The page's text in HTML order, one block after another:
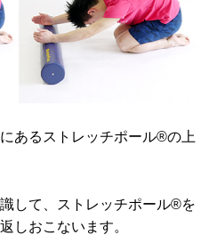
あるストレッチポール®の上
して、ストレッチポール®を
しおこないます。